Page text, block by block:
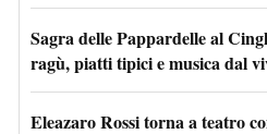
Sagra delle Pappardelle al
ragù, piatti tipici e musica dal
Eleazaro Rossi torna a teatro